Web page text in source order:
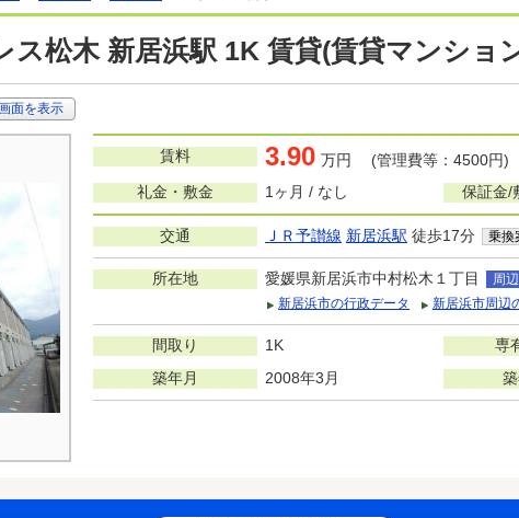
ス松木 新居浜駅 1K 賃貸(賃貸マンショ
面を表示
賃料 3.90 万円 (管理費等：4500円)
礼金・敷金
1ヶ月 / なし 保証金/
交通 ＪＲ予讃線 新居浜駅 徒歩17分 乗換
所在地 愛媛県新居浜市中村松木１丁目
周
新居浜市の行政データ
新居浜市周辺
間取り 1K 専
築年月 2008年3月